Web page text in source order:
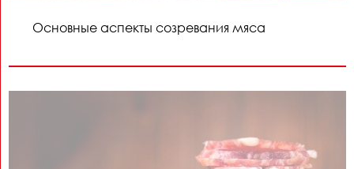
Основные аспекты созревания мяса